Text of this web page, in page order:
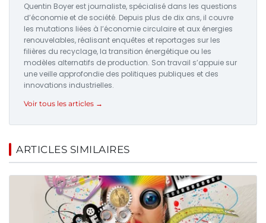
Quentin Boyer est journaliste, spécialisé dans les questions
d’économie et de société. Depuis plus de dix ans, il couvre
les mutations liées à l’économie circulaire et aux énergies
renouvelables, réalisant enquêtes et reportages sur les
filières du recyclage, la transition énergétique ou les
modèles alternatifs de production. Son travail s’appuie sur
une veille approfondie des politiques publiques et des
innovations industrielles.
Voir tous les articles →
ARTICLES SIMILAIRES